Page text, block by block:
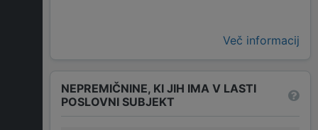
Več informacij
NEPREMIČNINE, KI JIH IMA V LASTI
POSLOVNI SUBJEKT